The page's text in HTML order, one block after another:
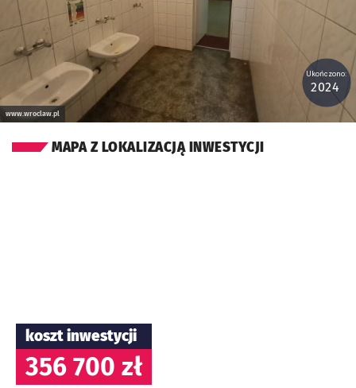
www.wroclaw.pl
Ukończono:
2024
MAPA Z LOKALIZACJĄ INWESTYCJI
koszt inwestycji
356 700 zł